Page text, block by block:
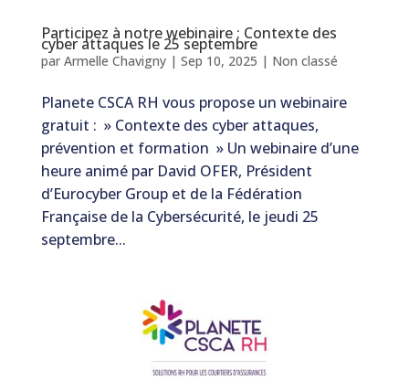
Participez à notre webinaire : Contexte des
cyber attaques le 25 septembre
par Armelle Chavigny| Sep 10, 2025 | Non classé
Planete CSCA RH vous propose un webinaire
gratuit : » Contexte des cyber attaques,
prévention et formation » Un webinaire d’une
heure animé par David OFER, Président
d’Eurocyber Group et de la Fédération
Française de la Cybersécurité, le jeudi 25
septembre...